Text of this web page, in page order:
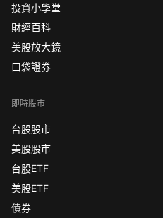
投資小學堂
財經百科
美股放大鏡
口袋證券
即時股市
台股股市
美股股市
台股ETF
美股ETF
債券